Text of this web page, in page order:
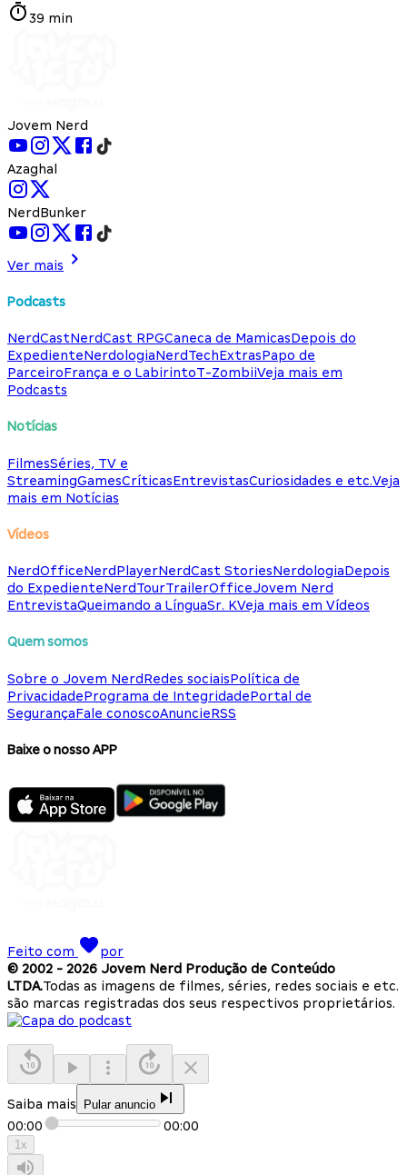
39 min
Jovem Nerd
Azaghal
NerdBunker
Ver mais
Podcasts
NerdCastNerdCast RPGCaneca de MamicasDepois do
ExpedienteNerdologiaNerdTechExtrasPapo de
ParceiroFrança e o LabirintoT-ZombiiVeja mais em
Podcasts
Notícias
FilmesSéries, TV e
StreamingGamesCríticasEntrevistasCuriosidades e etc.Veja
mais em Notícias
Vídeos
NerdOfficeNerdPlayerNerdCast StoriesNerdologiaDepois
do ExpedienteNerdTourTrailerOfficeJovem Nerd
EntrevistaQueimando a LínguaSr. KVeja mais em Vídeos
Quem somos
Sobre o Jovem NerdRedes sociaisPolítica de
PrivacidadePrograma de IntegridadePortal de
SegurançaFale conoscoAnuncieRSS
Baixe o nosso APP
Feito com
por
© 2002 - 2026 Jovem Nerd Produção de Conteúdo
LTDA.Todas as imagens de filmes, séries, redes sociais e etc.
são marcas registradas dos seus respectivos proprietários.
Saiba mais Pular anuncio
00:00 00:00
1x